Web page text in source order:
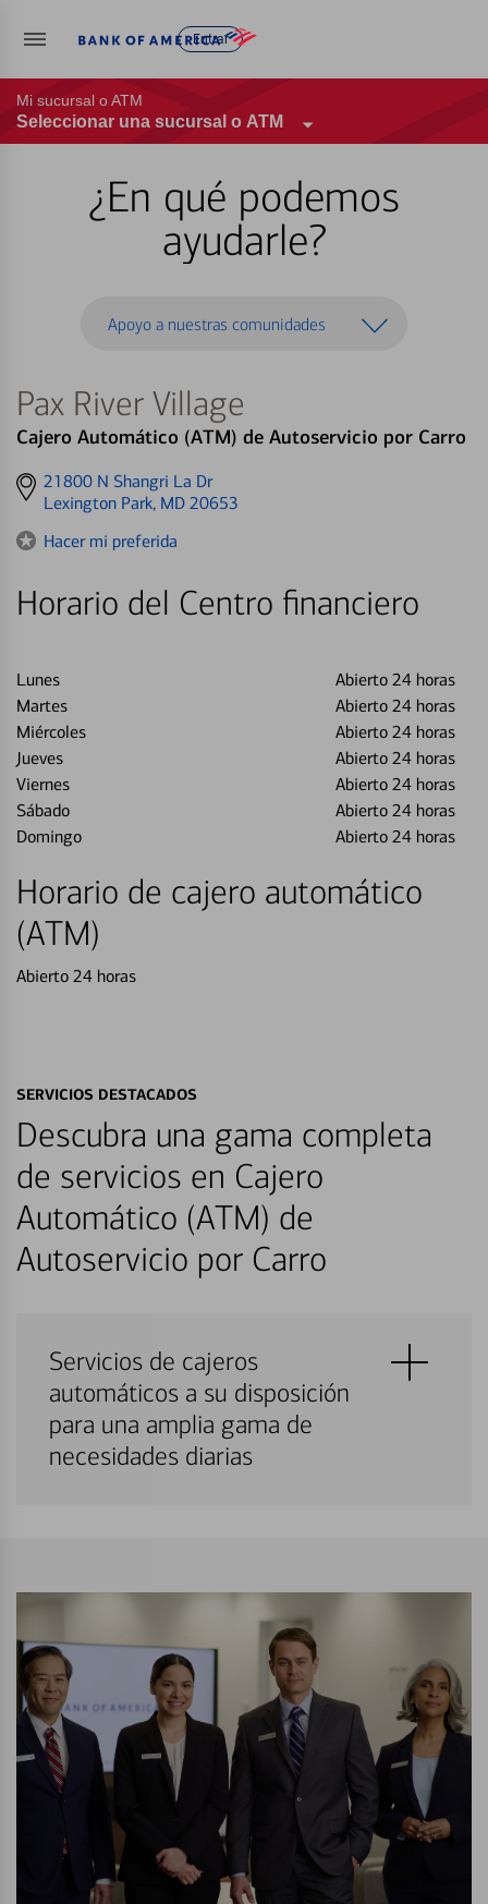
Entrar
Mi sucursal o ATM
Seleccionar una sucursal o ATM
¿En qué podemos
ayudarle?
Apoyo a nuestras comunidades
Pax River Village
Cajero Automático (ATM) de Autoservicio por Carro
Get
directions
21800 N Shangri La Dr
Lexington Park, MD 20653
Hacer mi preferida
Horario del Centro financiero
Lunes
Abierto 24 horas
Martes
Abierto 24 horas
Miércoles
Abierto 24 horas
Jueves
Abierto 24 horas
Viernes
Abierto 24 horas
Sábado
Abierto 24 horas
Domingo
Abierto 24 horas
Horario de cajero automático
(ATM)
Abierto 24 horas
SERVICIOS DESTACADOS
Descubra una gama completa
de servicios en Cajero
Automático (ATM) de
Autoservicio por Carro
Servicios de cajeros
automáticos a su disposición
para una amplia gama de
necesidades diarias